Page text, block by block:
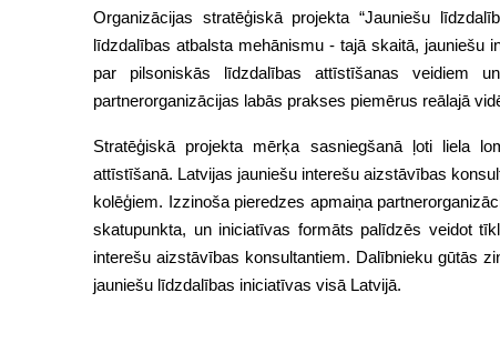
Organizācijas stratēģiskā projekta “Jauniešu
līdzdalības atbalsta mehānismu - tajā skaitā, jauniešu
par pilsoniskās līdzdalības attīstīšanas veidiem
partnerorganizācijas labās prakses piemērus reālajā
Stratēģiskā projekta mērķa sasniegšanā ļoti liela
attīstīšanā. Latvijas jauniešu interešu aizstāvības
kolēģiem. Izzinoša pieredzes apmaiņa
skatupunkta, un iniciatīvas formāts palīdzēs veidot
interešu aizstāvības konsultantiem. Dalībnieku gūtās
jauniešu līdzdalības iniciatīvas visā Latvijā.